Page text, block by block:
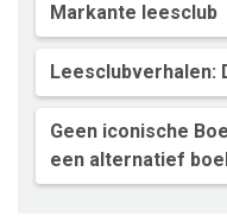
Markante leesclub
Leesclubverhalen:
Geen iconische
een alternatief